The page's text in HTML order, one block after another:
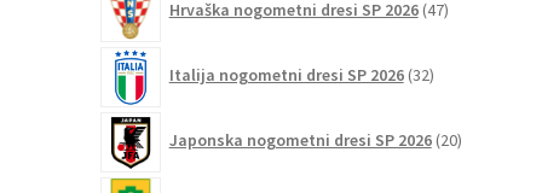
Hrvaška nogometni dresi SP 2026 47izdelkov
Italija nogometni dresi SP 2026 32izdelkov
Japonska nogometni dresi SP 2026 20izdelkov